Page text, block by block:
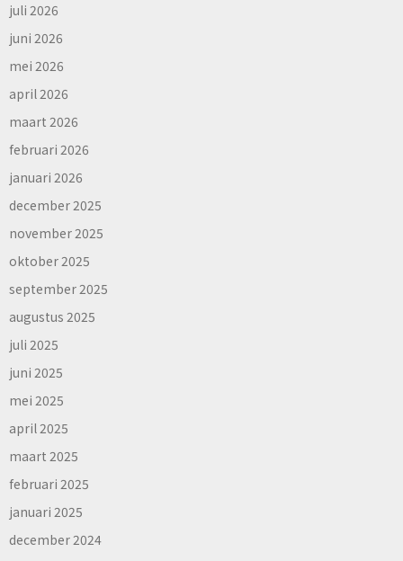
juli 2026
juni 2026
mei 2026
april 2026
maart 2026
februari 2026
januari 2026
december 2025
november 2025
oktober 2025
september 2025
augustus 2025
juli 2025
juni 2025
mei 2025
april 2025
maart 2025
februari 2025
januari 2025
december 2024